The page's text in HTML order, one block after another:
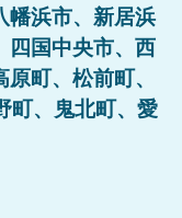
幡浜市、新居浜
四国中央市、西
町、松前町、
町、鬼北町、愛